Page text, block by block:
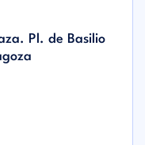
Pl. de Basilio